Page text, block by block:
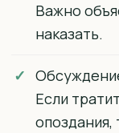
Важно
наказать.
Если
опоздания,